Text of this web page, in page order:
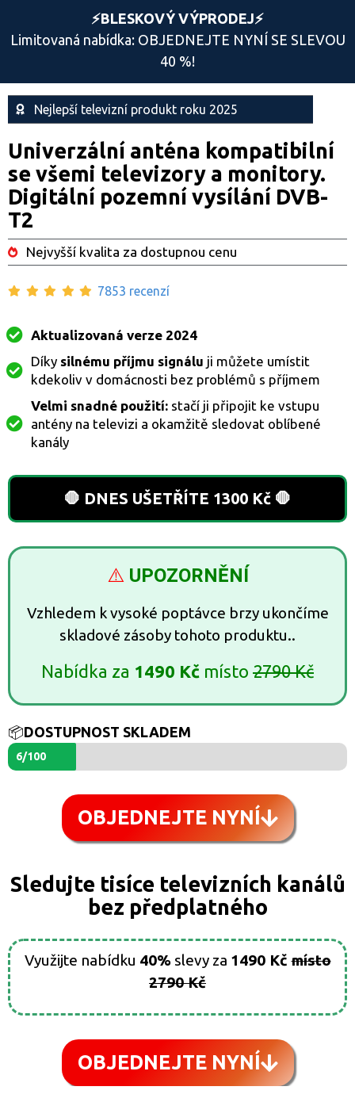
⚡️BLESKOVÝ VÝPRODEJ⚡️
Limitovaná nabídka: OBJEDNEJTE NYNÍ SE SLEVOU
40 %!
Nejlepší televizní produkt roku 2025
Univerzální anténa kompatibilní
se všemi televizory a monitory.
Digitální pozemní vysílání DVB-
T2
Nejvyšší kvalita za dostupnou cenu
7853 recenzí
Aktualizovaná verze 2024
Díky silnému příjmu signálu ji můžete umístit
kdekoliv v domácnosti bez problémů s příjmem
Velmi snadné použití: stačí ji připojit ke vstupu
antény na televizi a okamžitě sledovat oblíbené
kanály
🛑 DNES UŠETŘÍTE 1300 Kč 🛑
⚠️ UPOZORNĚNÍ
Vzhledem k vysoké poptávce brzy ukončíme
skladové zásoby tohoto produktu..
Nabídka za 1490 Kč místo 2790 Kč
📦DOSTUPNOST SKLADEM
6/100
OBJEDNEJTE NYNÍ
Sledujte tisíce televizních kanálů
bez předplatného
Využijte nabídku 40%slevy za 1490 Kčmísto
2790 Kč
OBJEDNEJTE NYNÍ